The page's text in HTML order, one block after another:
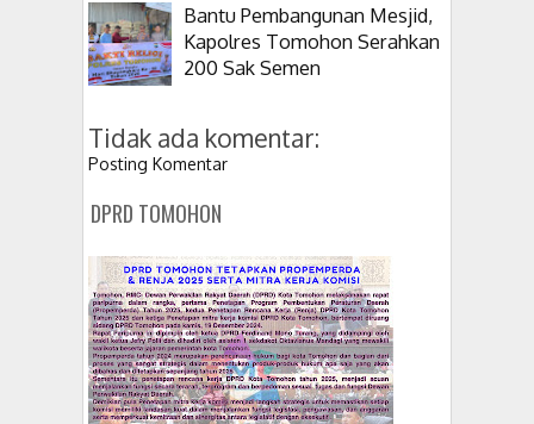
Bantu Pembangunan Mesjid,
Kapolres Tomohon Serahkan
200 Sak Semen
Tidak ada komentar:
Posting Komentar
DPRD TOMOHON